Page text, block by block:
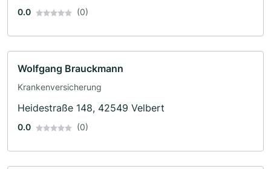
0.0 (0)
Wolfgang Brauckmann
Krankenversicherung
Heidestraße 148, 42549 Velbert
0.0 (0)